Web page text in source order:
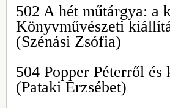
502 A hét műtárgya: a
Könyvművészeti
(Szénási Zsófia)
504 Popper Péterről
(Pataki Erzsébet)